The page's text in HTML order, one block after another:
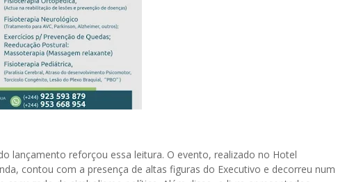
lançamento reforçou essa leitura. O evento, realizado no Hotel
contou com a presença de altas figuras do Executivo e decorreu num